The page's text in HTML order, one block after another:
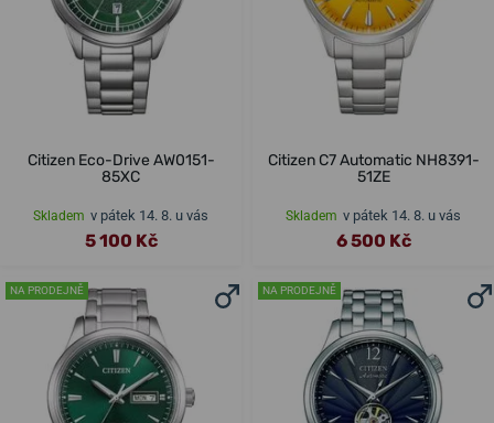
Citizen Eco-Drive AW0151-
85XC
Skladem v pátek 14. 8. u vás
5 100 Kč
Citizen C7 Automatic NH8391-
51ZE
Skladem v pátek 14. 8. u vás
6 500 Kč
NA PRODEJNĚ NA PRODEJNĚ